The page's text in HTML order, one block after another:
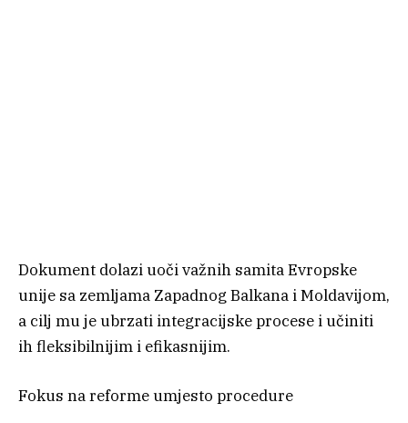
Dokument dolazi uoči važnih samita Evropske
unije sa zemljama Zapadnog Balkana i Moldavijom,
a cilj mu je ubrzati integracijske procese i učiniti
ih fleksibilnijim i efikasnijim.
Fokus na reforme umjesto procedure